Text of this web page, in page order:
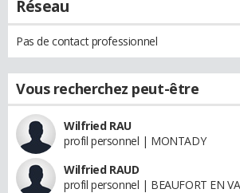
Réseau
Pas de contact professionnel
Vous recherchez peut-être
Wilfried RAU
profil personnel | MONTADY
Wilfried RAUD
profil personnel | BEAUFORT EN